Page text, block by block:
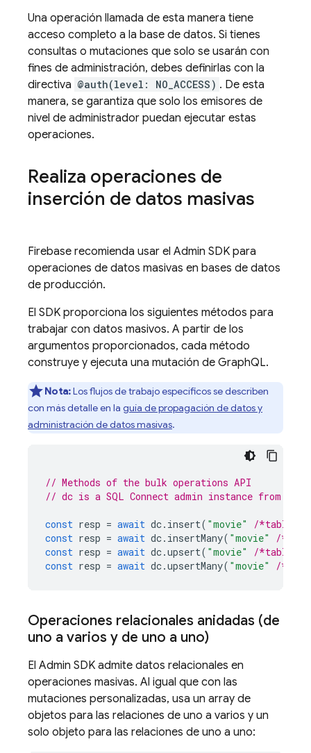
Una operación llamada de esta manera tiene
acceso completo a la base de datos. Si tienes
consultas o mutaciones que solo se usarán con
fines de administración, debes definirlas con la
directiva @auth(level: NO_ACCESS) . De esta
manera, se garantiza que solo los emisores de
nivel de administrador puedan ejecutar estas
operaciones.
Realiza operaciones de
inserción de datos masivas
Firebase recomienda usar el Admin SDK para
operaciones de datos masivas en bases de datos
de producción.
El SDK proporciona los siguientes métodos para
trabajar con datos masivos. A partir de los
argumentos proporcionados, cada método
construye y ejecuta una mutación de GraphQL.
Nota:Los flujos de trabajo específicos se describen
con más detalle en la guía de propagación de datos y
administración de datos masivas.
// Methods of the bulk operations API
// dc is a SQL Connect admin instance from
const resp = await dc. insert( "movie"
/*table
const resp = await dc. insertMany( "movie"
/
const resp = await dc.upsert( "movie"
/*table
const resp = await dc.upsertMany( "movie" /
Operaciones relacionales anidadas (de
uno a varios y de uno a uno)
El Admin SDK admite datos relacionales en
operaciones masivas. Al igual que con las
mutaciones personalizadas, usa un array de
objetos para las relaciones de uno a varios y un
solo objeto para las relaciones de uno a uno: